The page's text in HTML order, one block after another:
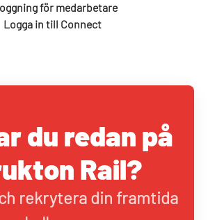
för medarbetare
Logga in till Connect
du redan på
Rail?
rekrytera din framtida